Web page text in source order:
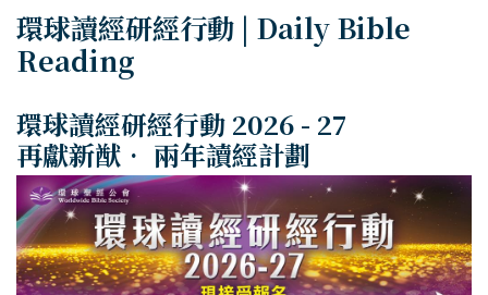
環球讀經研經行動 | Daily Bible
Reading
環球讀經研經行動 2026 - 27
再獻新猷 • 兩年讀經計劃